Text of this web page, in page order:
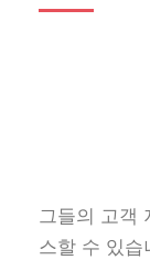
그들의 고객
스할 수 있